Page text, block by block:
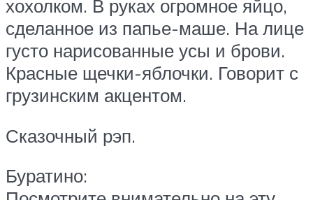
хохолком. В руках огромное яйцо,
сделанное из папье-маше. На лице
густо нарисованные усы и брови.
Красные щечки-яблочки. Говорит с
грузинским акцентом.
Сказочный рэп.
Буратино: